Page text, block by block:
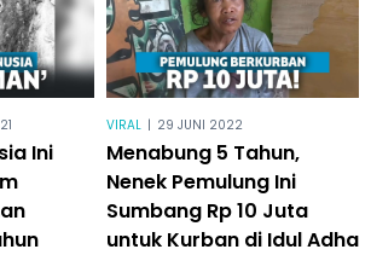
Ini
VIRAL | 29 JUNI 2022
Menabung 5 Tahun,
Nenek Pemulung Ini
Sumbang Rp 10 Juta
untuk Kurban di Idul Adha